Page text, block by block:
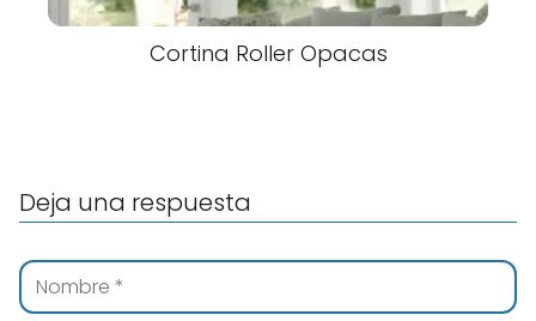
Cortina Roller Opacas
Deja una respuesta